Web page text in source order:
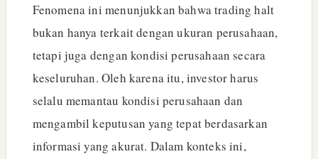
Fenomena ini menunjukkan bahwa trading halt
bukan hanya terkait dengan ukuran perusahaan,
tetapi juga dengan kondisi perusahaan secara
keseluruhan. Oleh karena itu, investor harus
selalu memantau kondisi perusahaan dan
mengambil keputusan yang tepat berdasarkan
informasi yang akurat. Dalam konteks ini,